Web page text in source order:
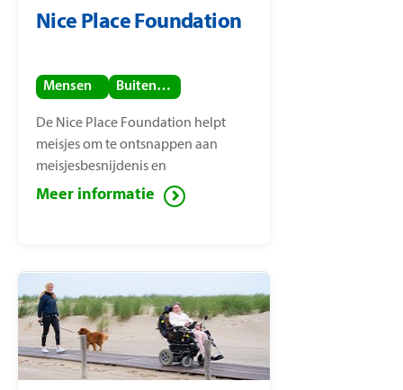
Nice Place Foundation
Mensen Buitenland
De Nice Place Foundation helpt
meisjes om te ontsnappen aan
meisjesbesnijdenis en
kindhuwelijken. De stichting is
Meer informatie